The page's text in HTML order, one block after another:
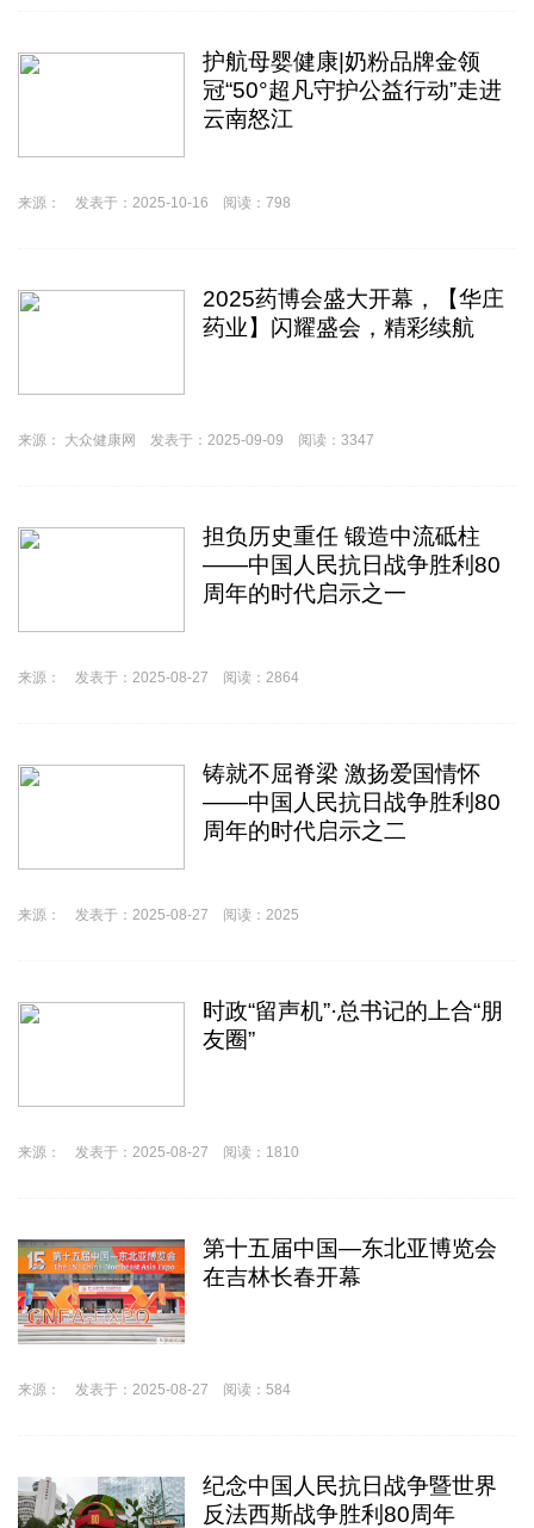
护航母婴健康|奶粉品牌金领
冠“50°超凡守护公益行动”走进
云南怒江
来源： 发表于：2025-10-16 阅读：798
2025药博会盛大开幕，【华庄
药业】闪耀盛会，精彩续航
来源： 大众健康网 发表于：2025-09-09 阅读：3347
担负历史重任 锻造中流砥柱
——中国人民抗日战争胜利80
周年的时代启示之一
来源： 发表于：2025-08-27 阅读：2864
铸就不屈脊梁 激扬爱国情怀
——中国人民抗日战争胜利80
周年的时代启示之二
来源： 发表于：2025-08-27 阅读：2025
时政“留声机”·总书记的上合“朋
友圈”
来源： 发表于：2025-08-27 阅读：1810
第十五届中国—东北亚博览会
在吉林长春开幕
来源： 发表于：2025-08-27 阅读：584
纪念中国人民抗日战争暨世界
反法西斯战争胜利80周年